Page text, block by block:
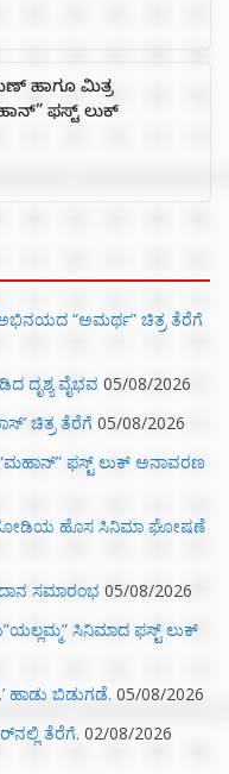
ಹಾಗೂ ಮಿತ್ರ
ಫಸ್ಟ್ ಲುಕ್
ಅಭಿನಯದ “ಅಮರ್ಥ” ಚಿತ್ರ ತೆರೆಗೆ
ದೃಶ್ಯ ವೈಭವ 05/08/2026
ಚಿತ್ರ ತೆರೆಗೆ 05/08/2026
ಫಸ್ಟ್ ಲುಕ್ ಅನಾವರಣ
ಜೋಡಿಯ ಹೊಸ ಸಿನಿಮಾ ಘೋಷಣೆ
ಸಮಾರಂಭ 05/08/2026
ಸಿನಿಮಾದ ಫಸ್ಟ್‌ ಲುಕ್‌
ಹಾಡು ಬಿಡುಗಡೆ. 05/08/2026
ತೆರೆಗೆ. 02/08/2026